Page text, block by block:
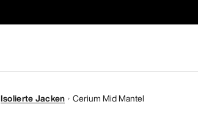
Isolierte Jacken Cerium Mid Mantel